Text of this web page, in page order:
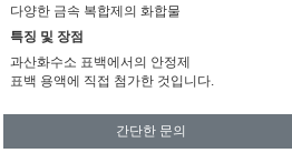
다양한 금속 복합제의 화합물
특징 및 장점
과산화수소 표백에서의 안정제
표백 용액에 직접 첨가한 것입니다.
간단한 문의